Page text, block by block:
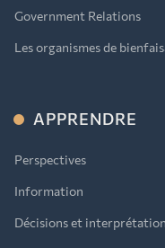
Government Relations
Les organismes de
APPRENDRE
Perspectives
Information
Décisions et